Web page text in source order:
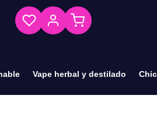
Vape herbal y destilado